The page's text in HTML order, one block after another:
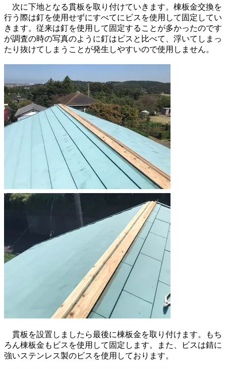
次に下地となる貫板を取り付けていきます。棟板金交換を
行う際は釘を使用せずにすべてにビスを使用して固定してい
きます。従来は釘を使用して固定することが多かったのです
が調査の時の写真のように釘はビスと比べて、浮いてしまっ
たり抜けてしまうことが発生しやすいので使用しません。
貫板を設置しましたら最後に棟板金を取り付けます。もち
ろん棟板金もビスを使用して固定します。また、ビスは錆に
強いステンレス製のビスを使用しております。